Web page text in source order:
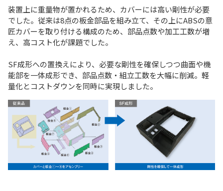
装置上に重量物が置かれるため、カバーには高い剛性が必要
でした。従来は8点の板金部品を組み立て、その上にABSの意
匠カバーを取り付ける構成のため、部品点数や加工工数が増
え、高コスト化が課題でした。
SF成形への置換えにより、必要な剛性を確保しつつ曲面や機
能部を一体成形でき、部品点数・組立工数を大幅に削減。軽
量化とコストダウンを同時に実現しました。